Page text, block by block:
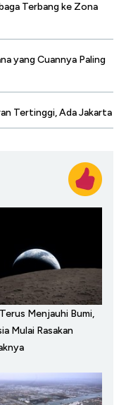
Terbang ke Zona
yang Cuannya Paling
Tertinggi, Ada Jakarta
Menjauhi Bumi,
Mulai Rasakan